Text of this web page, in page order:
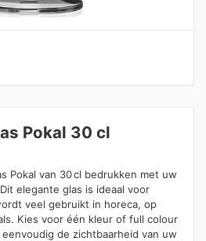
Pokal 30 cl
Pokal van 30 cl bedrukken met uw
elegante glas is ideaal voor
veel gebruikt in horeca, op
Kies voor één kleur of full colour
de zichtbaarheid van uw